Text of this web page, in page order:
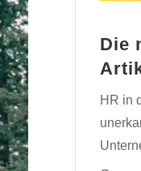
Die
HR in